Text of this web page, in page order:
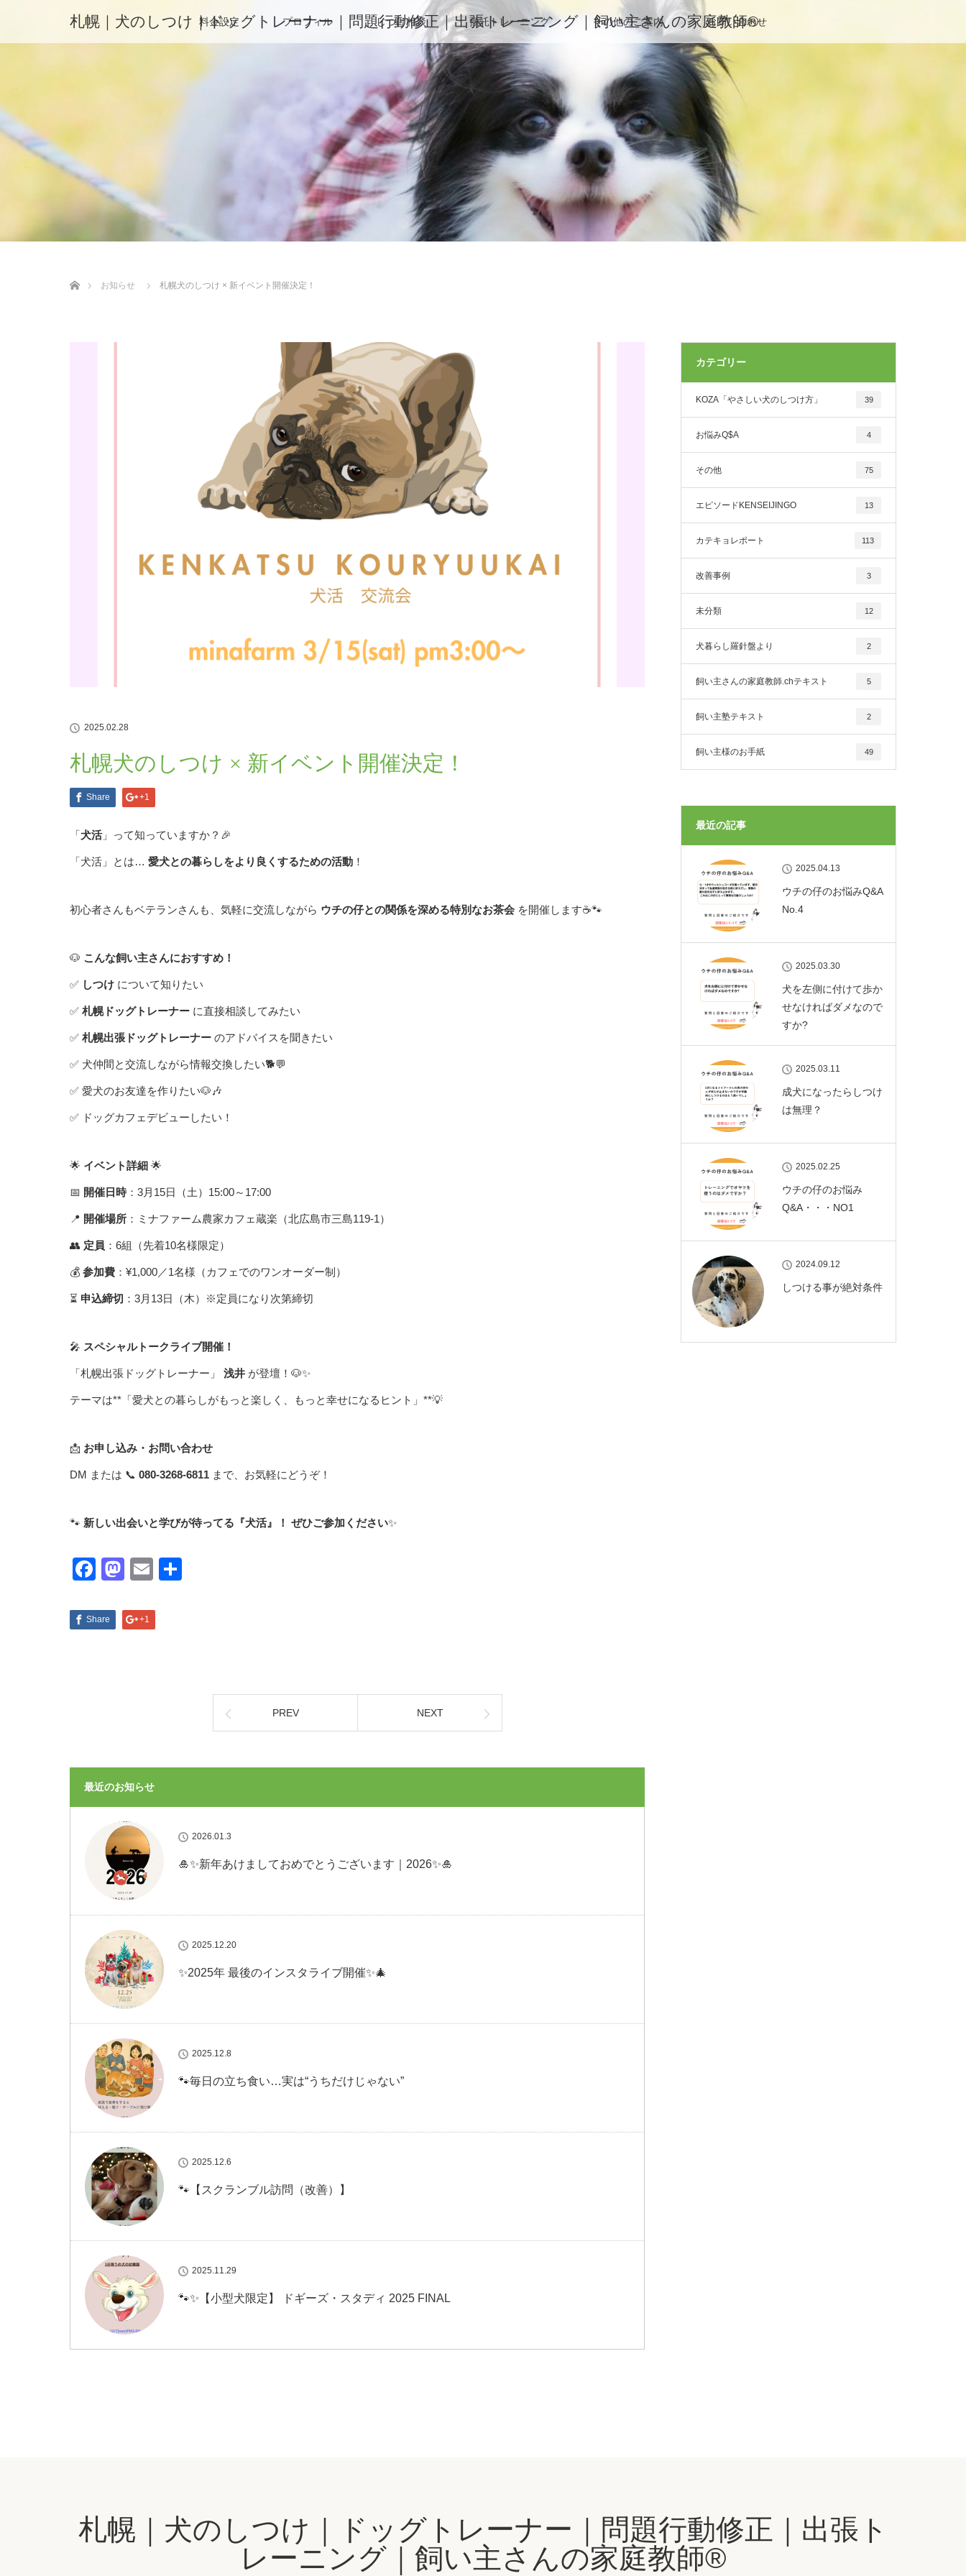
札幌｜犬のしつけ｜ドッグトレーナー｜問題行動修正｜出張トレーニング｜飼い主さんの家庭教師®️
料金設定 プロフィル しつけ相談 預託トレーニング その他のご案内 お問い合わせ
お知らせ
札幌犬のしつけ × 新イベント開催決定！
2025.02.28
札幌犬のしつけ × 新イベント開催決定！
Share +1
「犬活」って知っていますか？🎉
「犬活」とは… 愛犬との暮らしをより良くするための活動 ！
初心者さんもベテランさんも、気軽に交流しながら ウチの仔との関係を深める特別なお茶会 を開催します☕🐾
🐶 こんな飼い主さんにおすすめ！
✅ しつけ について知りたい
✅ 札幌ドッグトレーナー に直接相談してみたい
✅ 札幌出張ドッグトレーナー のアドバイスを聞きたい
✅ 犬仲間と交流しながら情報交換したい🐕💬
✅ 愛犬のお友達を作りたい🐶🎶
✅ ドッグカフェデビューしたい！
🌟 イベント詳細 🌟
📅 開催日時：3月15日（土）15:00～17:00
📍 開催場所 ：ミナファーム農家カフェ蔵楽（北広島市三島119-1）
👥 定員 ：6組（先着10名様限定）
💰 参加費 ：¥1,000／1名様（カフェでのワンオーダー制）
⏳ 申込締切 ：3月13日（木）※定員になり次第締切
🎤 スペシャルトークライブ開催！
「札幌出張ドッグトレーナー」 浅井 が登壇！🐶✨
テーマは**「愛犬との暮らしがもっと楽しく、もっと幸せになるヒント」**💡
📩 お申し込み・お問い合わせ
DM または 📞 080-3268-6811 まで、お気軽にどうぞ！
🐾 新しい出会いと学びが待ってる『犬活』！ ぜひご参加ください✨
Facebook
Mastodon
Email
Share +1
PREV NEXT
最近のお知らせ
2026.01.3
🎍✨新年あけましておめでとうございます｜2026✨🎍
2025.12.20
✨2025年 最後のインスタライブ開催✨🎄
2025.12.8
🐾毎日の立ち食い…実は“うちだけじゃない”
2025.12.6
🐾【スクランブル訪問（改善）】
2025.11.29
🐾✨【小型犬限定】 ドギーズ・スタディ 2025 FINAL
カテゴリー
KOZA「やさしい犬のしつけ方」 39
お悩みQ$A 4
その他 75
エピソードKENSEIJINGO 13
カテキョレポート 113
改善事例 3
未分類 12
犬暮らし羅針盤より 2
飼い主さんの家庭教師.chテキスト 5
飼い主塾テキスト 2
飼い主様のお手紙 49
最近の記事
2025.04.13
ウチの仔のお悩みQ&A
No.4
2025.03.30
犬を左側に付けて歩か
せなければダメなので
すか?
2025.03.11
成犬になったらしつけ
は無理？
2025.02.25
ウチの仔のお悩み
Q&A・・・NO1
2024.09.12
しつける事が絶対条件
札幌｜犬のしつけ｜ドッグトレーナー｜問題行動修正｜出張ト
レーニング｜飼い主さんの家庭教師®️